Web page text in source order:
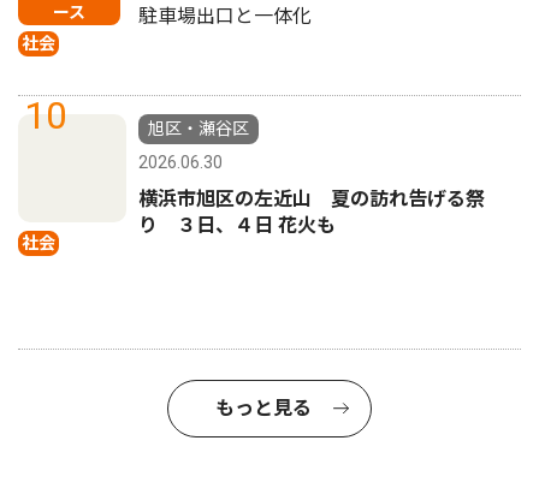
ース
社会
駐車場出口と一体化
10
社会
旭区・瀬谷区
2026.06.30
横浜市旭区の左近山 夏の訪れ告げる祭
り ３日、４日 花火も
もっと見る